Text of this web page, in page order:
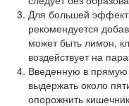
Для большей
рекомендуется
может быть лимон,
воздействует на
Введенную в прямую
выдержать около
опорожнить